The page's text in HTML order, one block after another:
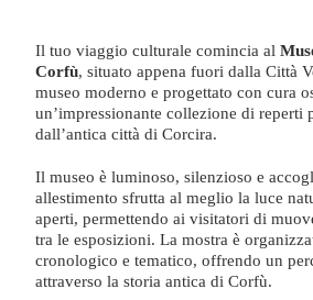
Il tuo viaggio culturale comincia al
Corfù, situato appena fuori dalla Città
museo moderno e progettato con cura
un’impressionante collezione di reperti
dall’antica città di Corcira.
Il museo è luminoso, silenzioso e
allestimento sfrutta al meglio la luce
aperti, permettendo ai visitatori di
tra le esposizioni. La mostra è
cronologico e tematico, offrendo un
attraverso la storia antica di Corfù.